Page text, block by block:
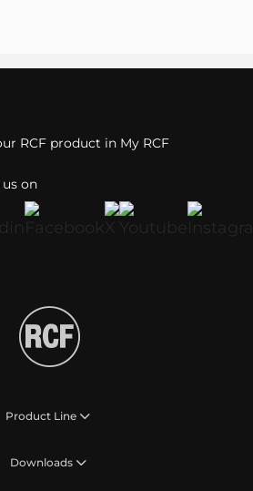
on
RCF product in My RCF
Product Line
Downloads